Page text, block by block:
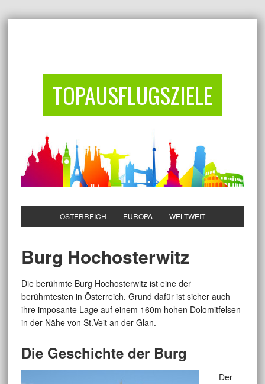
TOPAUSFLUGSZIELE
ÖSTERREICH EUROPA WELTWEIT
Burg Hochosterwitz
Die berühmte Burg Hochosterwitz ist eine der
berühmtesten in Österreich. Grund dafür ist sicher auch
ihre imposante Lage auf einem 160m hohen Dolomitfelsen
in der Nähe von St.Veit an der Glan.
Die Geschichte der Burg
Der